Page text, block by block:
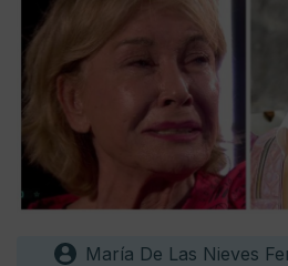
María De Las Nieves